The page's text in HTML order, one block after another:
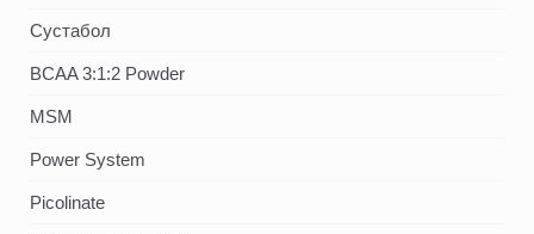
Сустабол
BCAA 3:1:2 Powder
MSM
Power System
Picolinate